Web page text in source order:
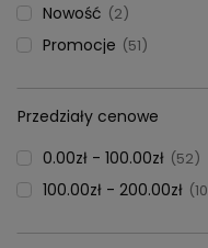
Nowość
2
Promocje 51
Przedziały cenowe
0.00zł - 100.00zł
52
100.00zł - 200.00zł 10